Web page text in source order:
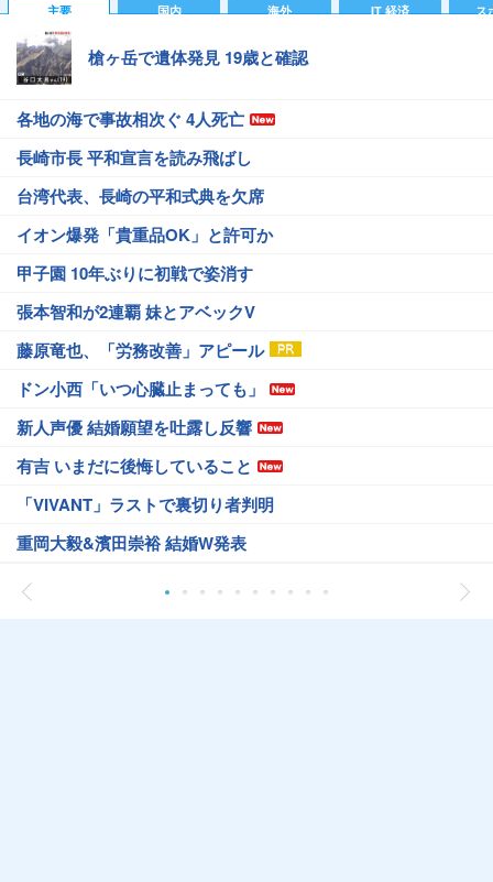
主要 国内 海外 IT 経済 ス
槍ヶ岳で遺体発見 19歳と確認
各地の海で事故相次ぐ 4人死亡
長崎市長 平和宣言を読み飛ばし
台湾代表、長崎の平和式典を欠席
イオン爆発「貴重品OK」と許可か
甲子園 10年ぶりに初戦で姿消す
張本智和が2連覇 妹とアベックV
藤原竜也、「労務改善」アピール
ドン小西「いつ心臓止まっても」
新人声優 結婚願望を吐露し反響
有吉 いまだに後悔していること
「VIVANT」ラストで裏切り者判明
重岡大毅&濱田崇裕 結婚W発表